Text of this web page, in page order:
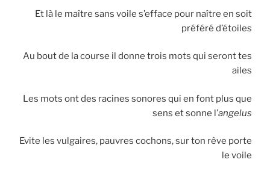
Et là le maître sans voile s’efface pour naître en soit
préféré d’étoiles
Au bout de la course il donne trois mots qui seront tes
ailes
Les mots ont des racines sonores qui en font plus que
sens et sonne l’angelus
Evite les vulgaires, pauvres cochons, sur ton rêve porte
le voile